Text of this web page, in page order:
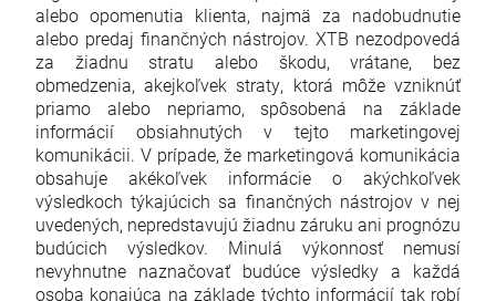
alebo opomenutia klienta, najmä za nadobudnutie
alebo predaj finančných nástrojov. XTB nezodpovedá
za žiadnu stratu alebo škodu, vrátane, bez
obmedzenia, akejkoľvek straty, ktorá môže vzniknúť
priamo alebo nepriamo, spôsobená na základe
informácií obsiahnutých v tejto marketingovej
komunikácii. V prípade, že marketingová komunikácia
obsahuje akékoľvek informácie o akýchkoľvek
výsledkoch týkajúcich sa finančných nástrojov v nej
uvedených, nepredstavujú žiadnu záruku ani prognózu
budúcich výsledkov. Minulá výkonnosť nemusí
nevyhnutne naznačovať budúce výsledky a každá
osoba konajúca na základe týchto informácií tak robí